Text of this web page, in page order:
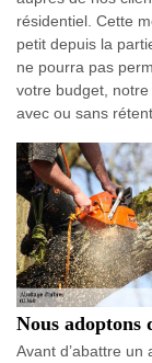
résidentiel. Cette
petit depuis la
ne pourra pas
votre budget,
avec ou sans
Nous adoptons
Avant d’abattre